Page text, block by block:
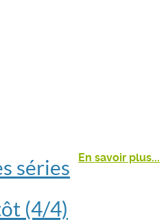
En savoir plus...
séries
(4/4)